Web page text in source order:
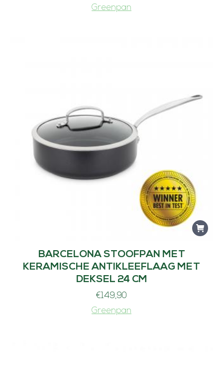
Greenpan
BARCELONA STOOFPAN MET
KERAMISCHE ANTIKLEEFLAAG MET
DEKSEL 24 CM
€149,90
Greenpan